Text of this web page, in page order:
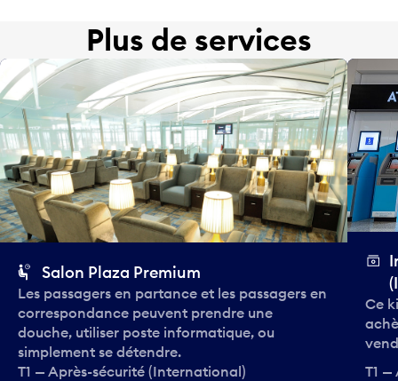
Plus de services
Salon Plaza Premium
Les passagers en partance et les passagers en
correspondance peuvent prendre une
douche, utiliser poste informatique, ou
simplement se détendre.
T1 — Après-sécurité (International)
Ce
T1